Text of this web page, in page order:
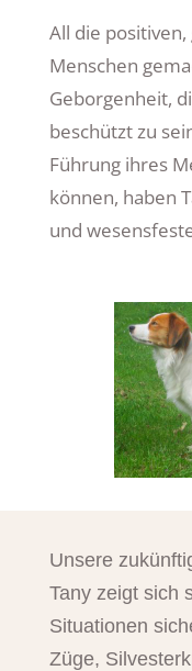
All die
Menschen
Geborgenheit,
beschützt zu
Führung ihres
können, haben
und
Unsere
Tany zeigt sich
Situationen
Züge,